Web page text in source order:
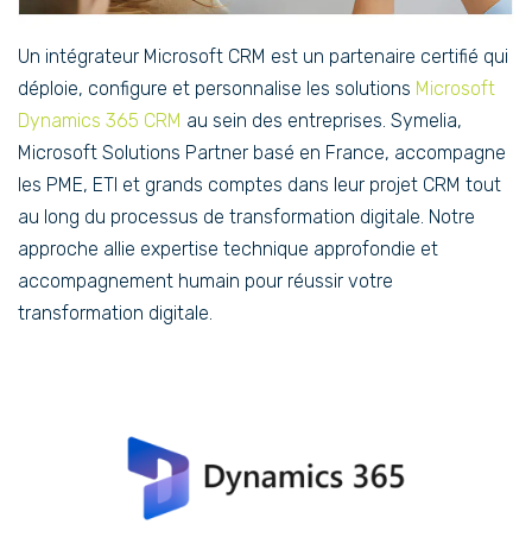
Un intégrateur Microsoft CRM est un partenaire certifié qui
déploie, configure et personnalise les solutions Microsoft
Dynamics 365 CRM au sein des entreprises. Symelia,
Microsoft Solutions Partner basé en France, accompagne
les PME, ETI et grands comptes dans leur projet CRM tout
au long du processus de transformation digitale. Notre
approche allie expertise technique approfondie et
accompagnement humain pour réussir votre
transformation digitale.